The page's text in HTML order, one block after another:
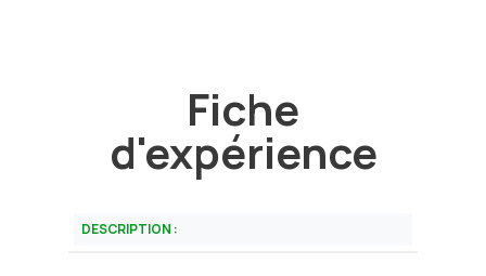
Fiche
d'expérience
DESCRIPTION :